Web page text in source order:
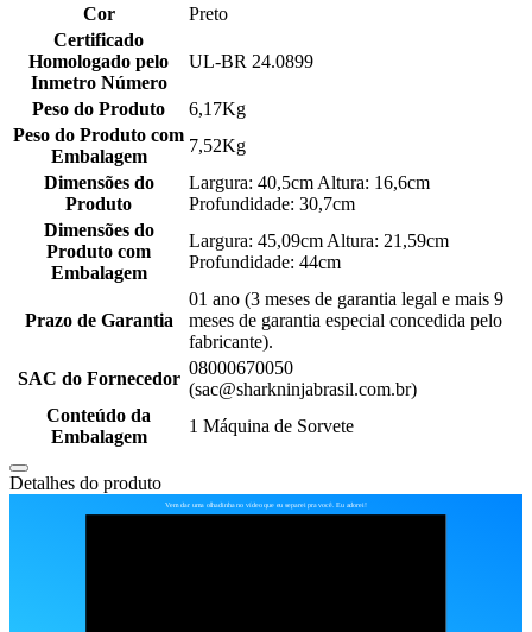
Cor
Preto
Certificado
Homologado pelo
Inmetro Número
UL-BR 24.0899
Peso do Produto
6,17Kg
Peso do Produto com
Embalagem
7,52Kg
Dimensões do
Produto
Largura: 40,5cm Altura: 16,6cm
Profundidade: 30,7cm
Dimensões do
Produto com
Embalagem
Largura: 45,09cm Altura: 21,59cm
Profundidade: 44cm
Prazo de Garantia
01 ano (3 meses de garantia legal e mais 9
meses de garantia especial concedida pelo
fabricante).
SAC do Fornecedor
08000670050
(sac@sharkninjabrasil.com.br)
Conteúdo da
Embalagem
1 Máquina de Sorvete
Detalhes do produto